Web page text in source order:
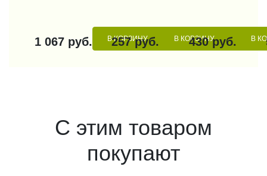
1 067 руб. В КОРЗИНУ
257 руб. В КОРЗИНУ
430 руб. В
С этим товаром
покупают